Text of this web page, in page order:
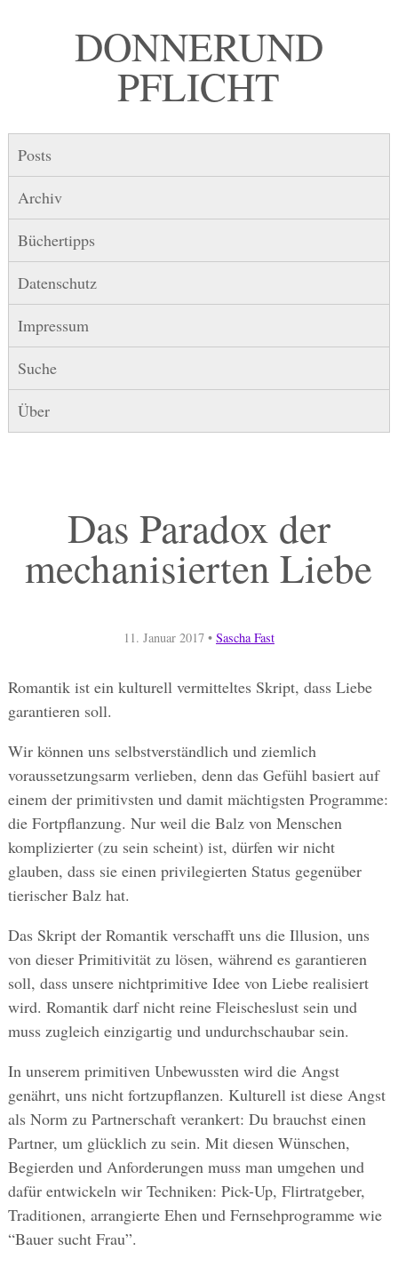
DONNER UND
PFLICHT
Posts
Archiv
Büchertipps
Datenschutz
Impressum
Suche
Über
Das Paradox der
mechanisierten Liebe
11. Januar 2017• Sascha Fast
Romantik ist ein kulturell vermitteltes Skript, dass Liebe
garantieren soll.
Wir können uns selbstverständlich und ziemlich
voraussetzungsarm verlieben, denn das Gefühl basiert auf
einem der primitivsten und damit mächtigsten Programme:
die Fortpflanzung. Nur weil die Balz von Menschen
komplizierter (zu sein scheint) ist, dürfen wir nicht
glauben, dass sie einen privilegierten Status gegenüber
tierischer Balz hat.
Das Skript der Romantik verschafft uns die Illusion, uns
von dieser Primitivität zu lösen, während es garantieren
soll, dass unsere nichtprimitive Idee von Liebe realisiert
wird. Romantik darf nicht reine Fleischeslust sein und
muss zugleich einzigartig und undurchschaubar sein.
In unserem primitiven Unbewussten wird die Angst
genährt, uns nicht fortzupflanzen. Kulturell ist diese Angst
als Norm zu Partnerschaft verankert: Du brauchst einen
Partner, um glücklich zu sein. Mit diesen Wünschen,
Begierden und Anforderungen muss man umgehen und
dafür entwickeln wir Techniken: Pick-Up, Flirtratgeber,
Traditionen, arrangierte Ehen und Fernsehprogramme wie
“Bauer sucht Frau”.